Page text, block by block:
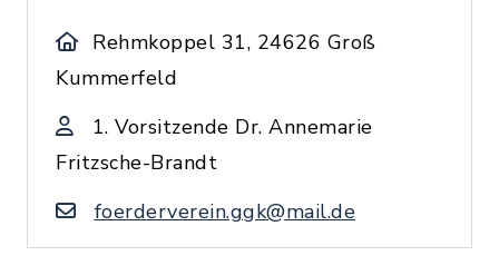
Rehmkoppel 31, 24626 Groß
Kummerfeld
1. Vorsitzende Dr. Annemarie
Fritzsche-Brandt
foerderverein.ggk@mail.de